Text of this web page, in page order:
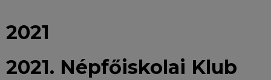
2021
2021. Népfőiskolai Klub